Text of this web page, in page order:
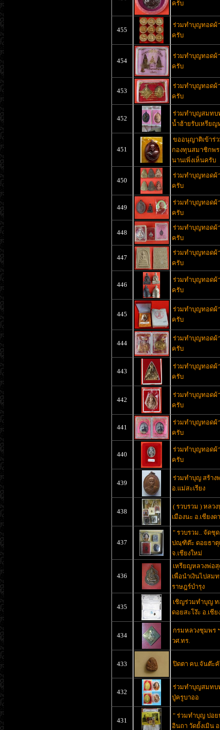
ครับ
455
ร่วมทำบุญทอดผ้
ครับ
454
ร่วมทำบุญทอดผ้
ครับ
453
ร่วมทำบุญทอดผ้
ครับ
452
ร่วมทำบุญสมทบ
น้ำฮ้ายรับเหรีย
451
ขออนุญาติเข้าร่
กองทุนสมาชิกพ
นานเพิ่งเห็นครับ
450
ร่วมทำบุญทอดผ้
ครับ
449
ร่วมทำบุญทอดผ้
ครับ
448
ร่วมทำบุญทอดผ้
ครับ
447
ร่วมทำบุญทอดผ้
ครับ
446
ร่วมทำบุญทอดผ้
ครับ
445
ร่วมทำบุญทอดผ้
ครับ
444
ร่วมทำบุญทอดผ้
ครับ
443
ร่วมทำบุญทอดผ้
ครับ
442
ร่วมทำบุญทอดผ้
ครับ
441
ร่วมทำบุญทอดผ้
ครับ
440
ร่วมทำบุญทอดผ้
ครับ
439
ร่วมทำบุญ สร้าง
อ.แม่สะเรียง
438
( รวบรวม ) หลว
เมืองนะ อ.เชียงด
437
" รวบรวม.. จัดชุ
ปณฺฑิต๊ะ ดอยธาตุ
จ.เชียงใหม่
436
เหรียญหลวงพ่อ
เพื่อนำเงินไปสม
ราษฎร์บำรุง
435
เชิญร่วมทำบุญ ท
ดอยสะโง๊ะ อ.เชี
434
กรมหลวงชุมพร
วศ.ทร.
433 ปิดตา คบ.จันต๊ะ
432
ร่วมทำบุญสมทบ
ปู่ครูบาออ
431
" ร่วมทำบุญ ปอย
อินถา วัดยั้งเมิน